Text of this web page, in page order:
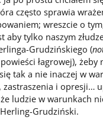
często sprawia
wreszcie o
aby tylko naszym
Grudzińskiego (
łagrowej),
tak a nie inaczej w
zastraszenia i opresji…
ludzie w warunkach
Grudziński.